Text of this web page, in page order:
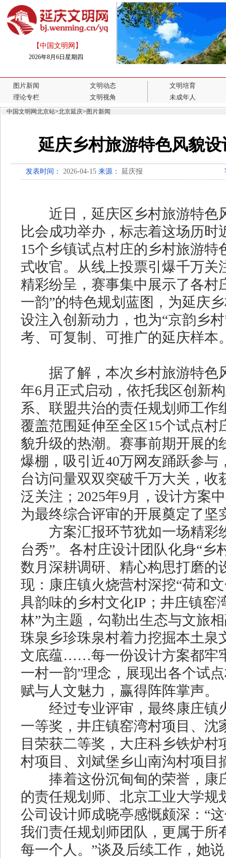
【中国文明网】
2026年8月6日星期四
图片新闻
文明动态
理论专栏
文明视角
文明培育
未成年人
中国文明网北京站>北京延庆> 图片新闻
延庆乡村旅游特色风貌
发表时间： 2026-04-15 来源： 延庆报
近日，延庆区乡村旅游特色
比会成功举办，标志着这场历时
15个乡镇试点村庄的乡村旅游特
式收官。从线上投票引爆千万关
精彩纷呈，赛事集中展示了各村
一韵”的特色规划蓝图，为延庆
设注入创新动力，也为“京韵乡
考、可复制、可推广的延庆样本
据了解，本次乡村旅游特色
年6月正式启动，依托我区创新
系、联盟共治的责任规划师工作
覆盖范围延伸至全区15个试点村
貌升级的热潮。赛事前期开展的
爆棚，吸引近40万网友踊跃参与
台访问量双双突破千万大关，收
泛关注；2025年9月，设计方案
为最终综合评审的开展奠定了坚
方案汇报环节犹如一场精彩
台秀”。各村庄设计团队化身“乡
数月深耕调研、精心构思打磨的
现：康庄镇火烧营村深挖“荷和
具韵味的乡村文化IP；井庄镇窑
林”为主题，勾勒出生态与文旅
珠泉乡珍珠泉村着力挖掘本土泉
文底蕴……每一份设计方案都牢
一村一韵”理念，展现出各个试
赋与人文魅力，赢得阵阵掌声。
经过专业评审，最终康庄镇
一等奖，井庄镇窑湾村项目、沈
目荣获二等奖，大庄科乡铁炉村
村项目、刘斌堡乡山南沟村项目
捧着这份沉甸甸的荣誉，康
的责任规划师、北京工业大学规
公司设计师成晓亭感慨颇深：“
我们责任规划师团队，更属于所
每一个人。”谈及后续工作，她